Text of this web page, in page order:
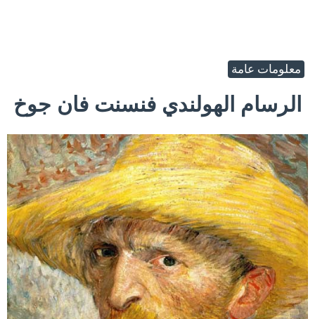
معلومات عامة
الرسام الهولندي فنسنت فان جوخ